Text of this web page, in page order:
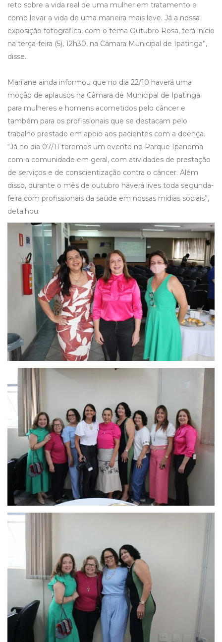
reto sobre a vida real de uma mulher em tratamento e
como levar a vida de uma maneira mais leve. Já a nossa
exposição fotográfica, com o tema Outubro Rosa, terá início
na terça-feira (5), 12h30, na Câmara Municipal de Ipatinga”,
disse.
Marilane ainda informou que no dia 22/10 haverá uma
moção de aplausos na Câmara de Municipal de Ipatinga
para mulheres e homens acometidos pelo câncer e
também para os profissionais que se destacam pelo
trabalho prestado em apoio aos pacientes com a doença.
“Já no dia 07/11 teremos um evento no Parque Ipanema
com a comunidade em geral, com atividades de prestação
de serviços e de conscientização contra o câncer. Além
disso, durante o mês de outubro haverá lives toda segunda-
feira com profissionais da saúde em nossas mídias sociais”,
detalhou.